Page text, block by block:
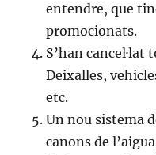
entendre, que
promocionats.
S’han
Deixalles,
etc.
Un nou sistema
canons de